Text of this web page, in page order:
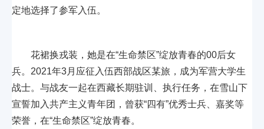
定地选择了参军入伍。
花裙换戎装，她是在“生命禁区”绽放青春的00后女
兵。2021年3月应征入伍西部战区某旅，成为军营大学生
战士。与战友一起在西藏长期驻训、执行任务，在雪山下
宣誓加入共产主义青年团，曾获“四有”优秀士兵、嘉奖等
荣誉，在“生命禁区”绽放青春。